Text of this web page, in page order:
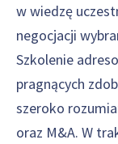
w wiedzę
negocjacji
Szkolenie
pragnących
szeroko
oraz M&A. W